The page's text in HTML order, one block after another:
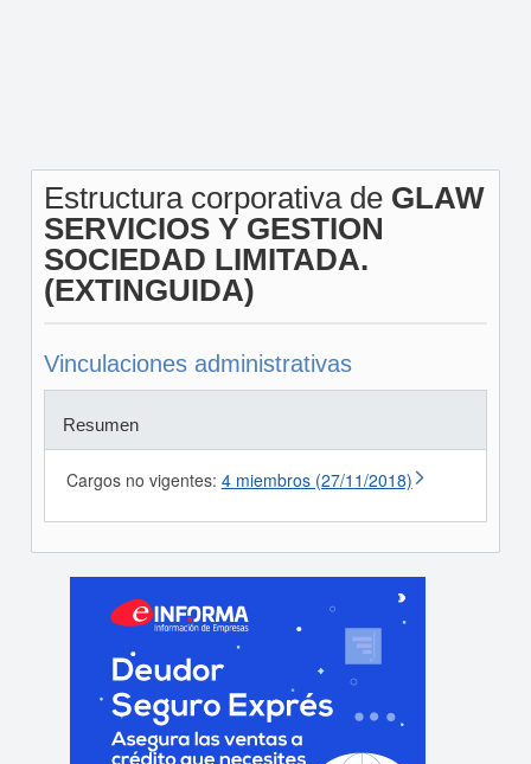
Estructura corporativa de GLAW
SERVICIOS Y GESTION
SOCIEDAD LIMITADA.
(EXTINGUIDA)
Vinculaciones administrativas
Resumen
Cargos no vigentes: 4 miembros (27/11/2018)